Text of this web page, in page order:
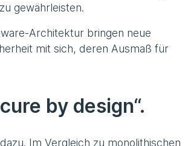
gewährleisten.
Architektur bringen neue
mit sich, deren Ausmaß für
by design“.
Im Vergleich zu monolithischen